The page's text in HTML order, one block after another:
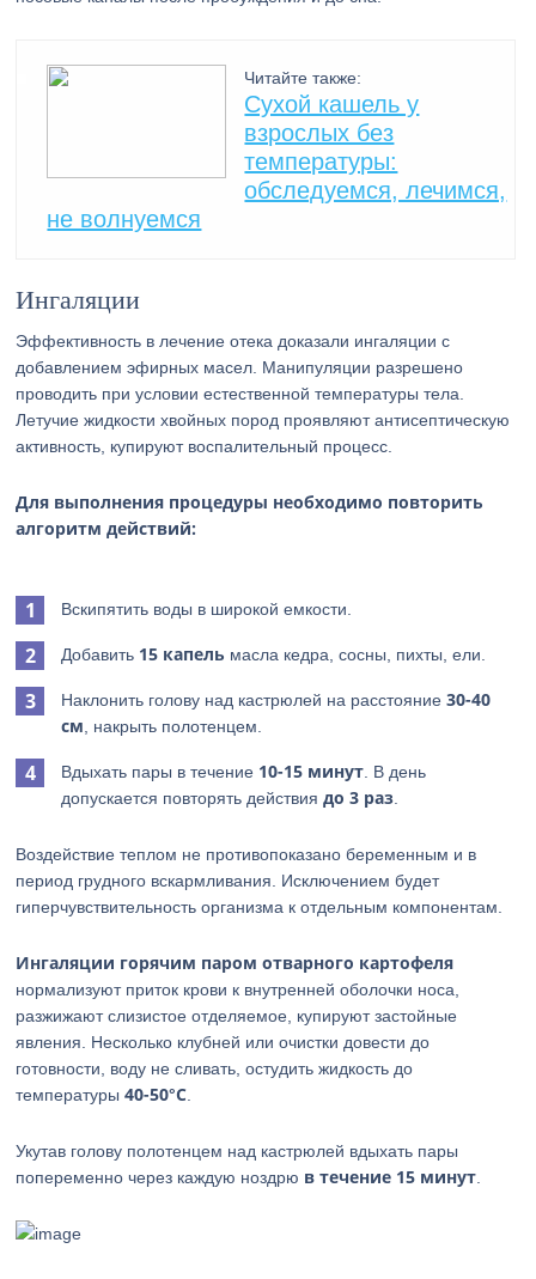
Читайте также:
Сухой кашель у
взрослых без
температуры:
обследуемся, лечимся,
не волнуемся
Ингаляции
Эффективность в лечение отека доказали ингаляции с
добавлением эфирных масел. Манипуляции разрешено
проводить при условии естественной температуры тела.
Летучие жидкости хвойных пород проявляют антисептическую
активность, купируют воспалительный процесс.
Для выполнения процедуры необходимо повторить
алгоритм действий:
Вскипятить воды в широкой емкости.
Добавить 15 капель масла кедра, сосны, пихты, ели.
Наклонить голову над кастрюлей на расстояние30-40
см , накрыть полотенцем.
Вдыхать пары в течение 10-15 минут . В день
допускается повторять действиядо 3 раз
Воздействие теплом не противопоказано беременным и в
период грудного вскармливания. Исключением будет
гиперчувствительность организма к отдельным компонентам.
Ингаляции горячим паром отварного картофеля
нормализуют приток крови к внутренней оболочки носа,
разжижают слизистое отделяемое, купируют застойные
явления. Несколько клубней или очистки довести до
готовности, воду не сливать, остудить жидкость до
температуры40-50°С
Укутав голову полотенцем над кастрюлей вдыхать пары
попеременно через каждую ноздрю в течение 15 минут